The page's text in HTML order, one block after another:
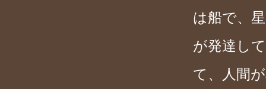
は船で、
が発達し
て、人間